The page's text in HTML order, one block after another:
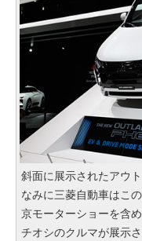
斜面に展示されたアウ
なみに三菱自動車はこ
京モーターショーを含
チオシのクルマが展示